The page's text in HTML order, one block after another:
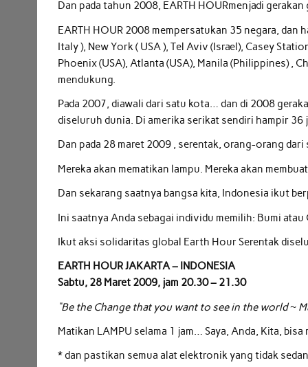
Dan pada tahun 2008, EARTH HOURmenjadi gerakan
EARTH HOUR 2008 mempersatukan 35 negara, dan
Italy ), New York ( USA ), Tel Aviv (Israel), Casey
Phoenix (USA), Atlanta (USA), Manila (Philippines) ,
mendukung.
Pada 2007, diawali dari satu kota… dan di 2008
diseluruh dunia. Di amerika serikat sendiri hampir 36
Dan pada 28 maret 2009 , serentak, orang-orang
Mereka akan mematikan lampu. Mereka akan
Dan sekarang saatnya bangsa kita, Indonesia ikut
Ini saatnya Anda sebagai individu memilih: Bumi atau
Ikut aksi solidaritas global Earth Hour Serentak
EARTH HOUR JAKARTA – INDONESIA
Sabtu, 28 Maret 2009, jam 20.30 – 21.30
“Be the Change that you want to see in the world ~
Matikan LAMPU selama 1 jam… Saya, Anda, Kita, bisa
* dan pastikan semua alat elektronik yang tidak